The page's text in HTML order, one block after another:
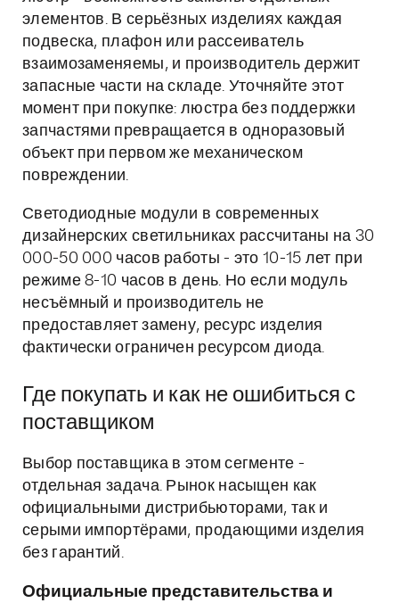
элементов. В серьёзных изделиях каждая
подвеска, плафон или рассеиватель
взаимозаменяемы, и производитель держит
запасные части на складе. Уточняйте этот
момент при покупке: люстра без поддержки
запчастями превращается в одноразовый
объект при первом же механическом
повреждении.
Светодиодные модули в современных
дизайнерских светильниках рассчитаны на 30
000-50 000 часов работы - это 10-15 лет при
режиме 8-10 часов в день. Но если модуль
несъёмный и производитель не
предоставляет замену, ресурс изделия
фактически ограничен ресурсом диода.
Где покупать и как не ошибиться с
поставщиком
Выбор поставщика в этом сегменте -
отдельная задача. Рынок насыщен как
официальными дистрибьюторами, так и
серыми импортёрами, продающими изделия
без гарантий.
Официальные представительства и